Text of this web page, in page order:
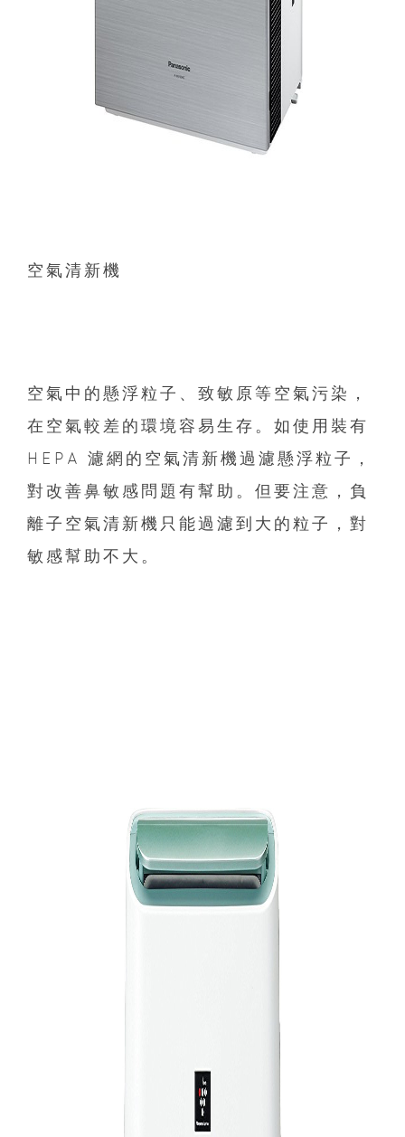
空氣清新機
空氣中的懸浮粒子、致敏原等空氣污染，
在空氣較差的環境容易生存。如使用裝有
HEPA 濾網的空氣清新機過濾懸浮粒子，
對改善鼻敏感問題有幫助。 但要注意，負
離子空氣清新機只能過濾到大的粒子， 對
敏感幫助不大。